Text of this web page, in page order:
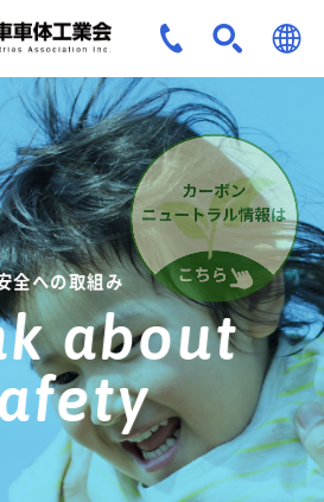
ENG
全への取組み
about